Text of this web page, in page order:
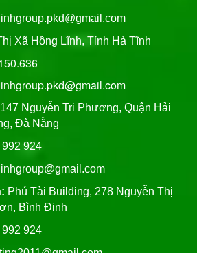
Xã Hồng Lĩnh, Tỉnh Hà Tĩnh
Nguyễn Tri Phương, Quận Hải
Đà Nẵng
924
Phú Tài Building, 278 Nguyễn Thị
Bình Định
924